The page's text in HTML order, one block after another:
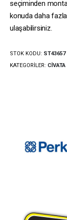
seçiminden
konuda daha
ulaşabilirsiniz.
STOK KODU: ST43657
KATEGORILER: CIVATA